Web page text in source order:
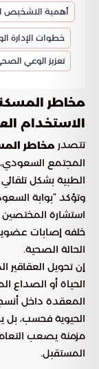
أهمية التشخيص
خطوات الإدارة
تعزيز الوعي
مخاطر
الاستخدام
تتصدر مخاطر
المجتمع السعودي،
الطبية بشكل
وتؤكد “بوابة
استشارة المختصين
خلفه إصابات
الحالة الصحية.
إن تحويل
الحياة أو الصداع
المعقدة داخل
الحيوية فحسب، بل
مزمنة يصعب
المستقبل.